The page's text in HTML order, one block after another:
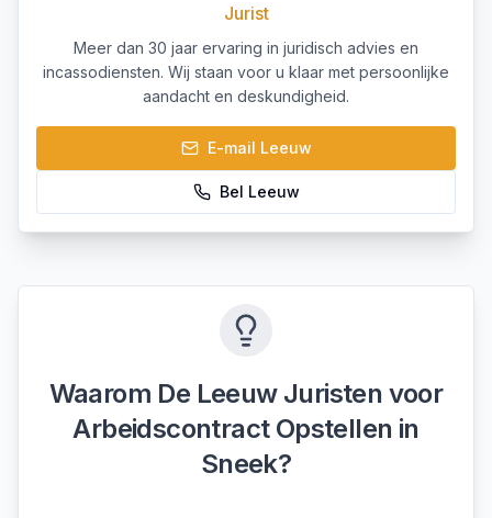
Jurist
Meer dan 30 jaar ervaring in juridisch advies en
incassodiensten. Wij staan voor u klaar met persoonlijke
aandacht en deskundigheid.
E-mail Leeuw
Bel Leeuw
Waarom De Leeuw Juristen voor
Arbeidscontract Opstellen in
Sneek?